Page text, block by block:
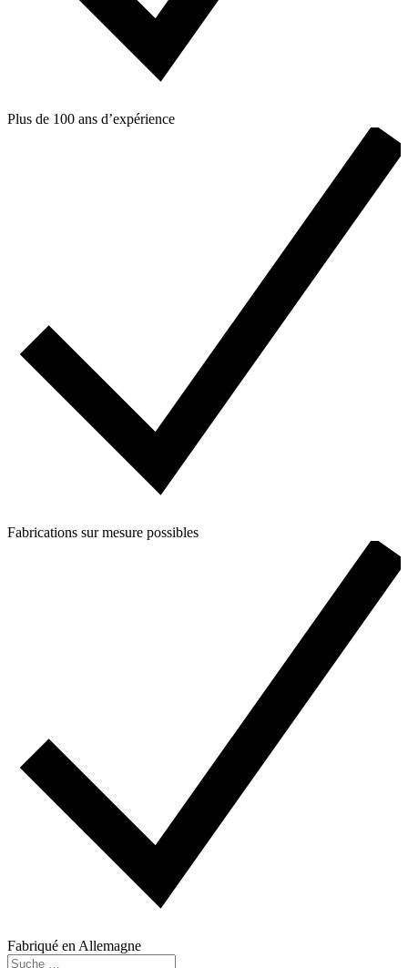
Plus de 100 ans d’expérience
Fabrications sur mesure possibles
Fabriqué en Allemagne